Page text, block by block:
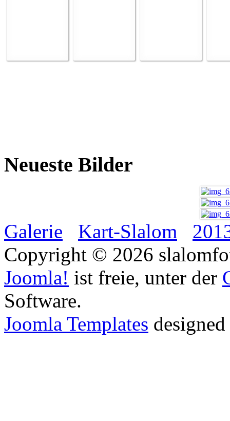
Neueste Bilder
Galerie Kart-Slalom
Copyright © 2026
Joomla! ist freie, unter der
Software.
Joomla Templates